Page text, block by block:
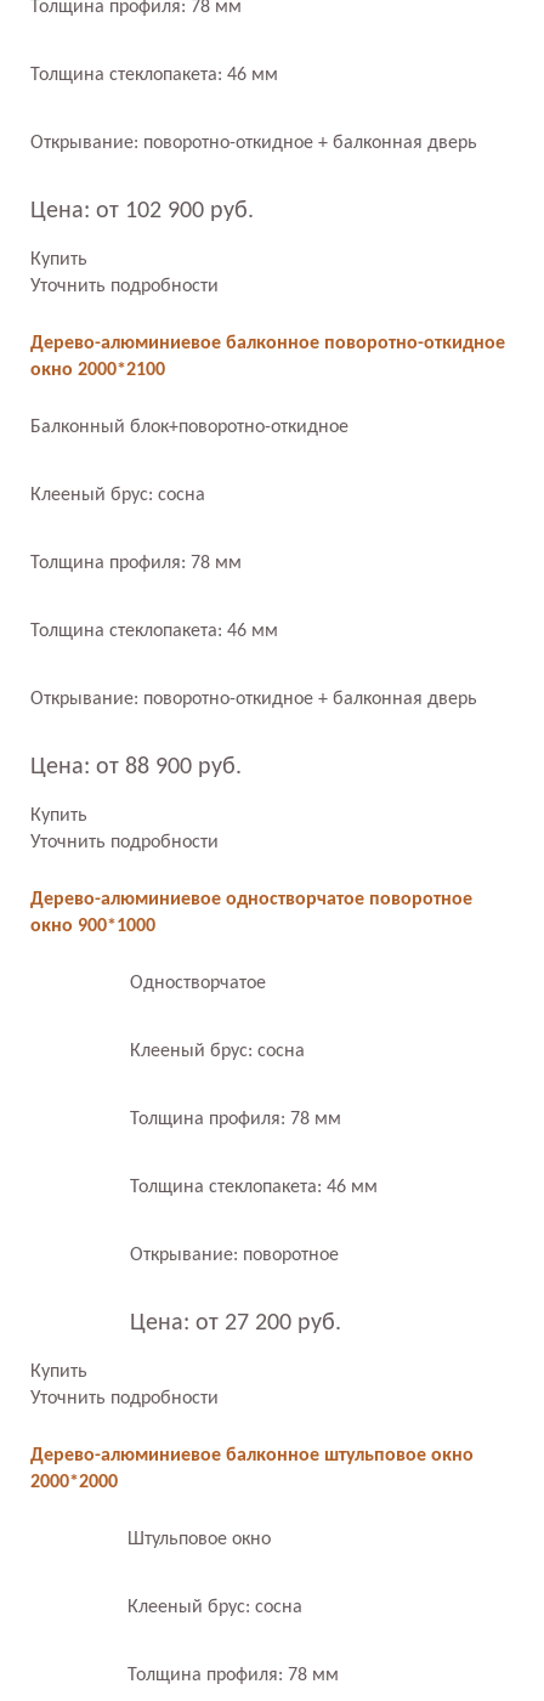
Толщина профиля: 78 мм
Толщина стеклопакета: 46 мм
Открывание: поворотно-откидное + балконная дверь
Цена: от 102 900 руб.
Купить
Уточнить подробности
Дерево-алюминиевое балконное поворотно-откидное
окно 2000*2100
Балконный блок+поворотно-откидное
Клееный брус: сосна
Толщина профиля: 78 мм
Толщина стеклопакета: 46 мм
Открывание: поворотно-откидное + балконная дверь
Цена: от 88 900 руб.
Купить
Уточнить подробности
Дерево-алюминиевое одностворчатое поворотное
окно 900*1000
Одностворчатое
Клееный брус: сосна
Толщина профиля: 78 мм
Толщина стеклопакета: 46 мм
Открывание: поворотное
Цена: от 27 200 руб.
Купить
Уточнить подробности
Дерево-алюминиевое балконное штульповое окно
2000*2000
Штульповое окно
Клееный брус: сосна
Толщина профиля: 78 мм